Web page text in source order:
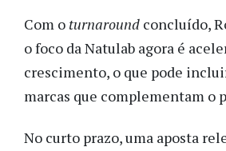
Com o turnaround concluído,
o foco da Natulab agora é
crescimento, o que pode
marcas que complementam o
No curto prazo, uma aposta